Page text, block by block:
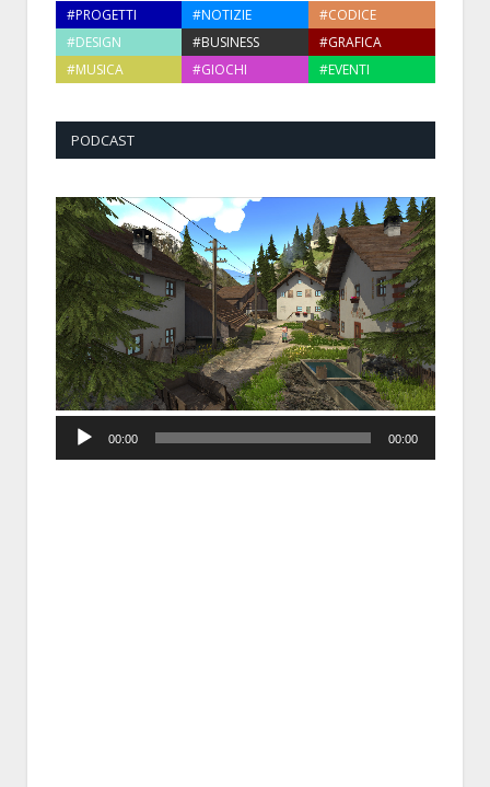
#PROGETTI #NOTIZIE
#CODICE
#DESIGN
#BUSINESS
#GRAFICA
#MUSICA
#GIOCHI #EVENTI
PODCAST
Player
00:00 00:00